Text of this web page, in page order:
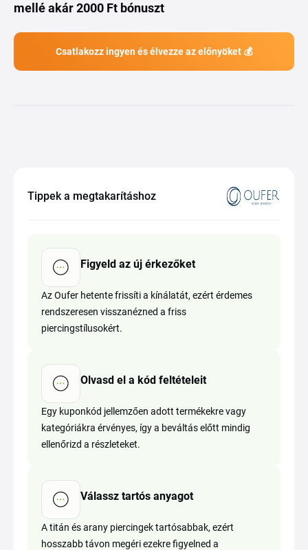
mellé akár 2000 Ft bónuszt
Csatlakozz ingyen és élvezze az előnyöket 💰
Tippek a megtakarításhoz
Figyeld az új érkezőket
Az Oufer hetente frissíti a kínálatát, ezért érdemes
rendszeresen visszanézned a friss
piercingstílusokért.
Olvasd el a kód feltételeit
Egy kuponkód jellemzően adott termékekre vagy
kategóriákra érvényes, így a beváltás előtt mindig
ellenőrizd a részleteket.
Válassz tartós anyagot
A titán és arany piercingek tartósabbak, ezért
hosszabb távon megéri ezekre figyelned a